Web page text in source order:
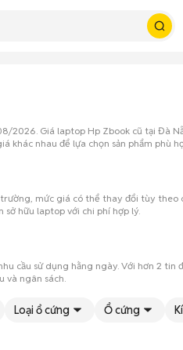
Giá laptop Hp Zbook cũ tại Đà
nhau để lựa chọn sản phẩm phù
mức giá có thể thay đổi tùy
hữu laptop với chi phí hợp lý.
cầu sử dụng hằng ngày. Với hơn 2
và ngân sách.
Loại ổ cứng Ổ cứng